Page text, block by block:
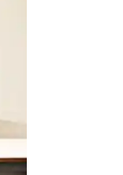
faisant glisser.